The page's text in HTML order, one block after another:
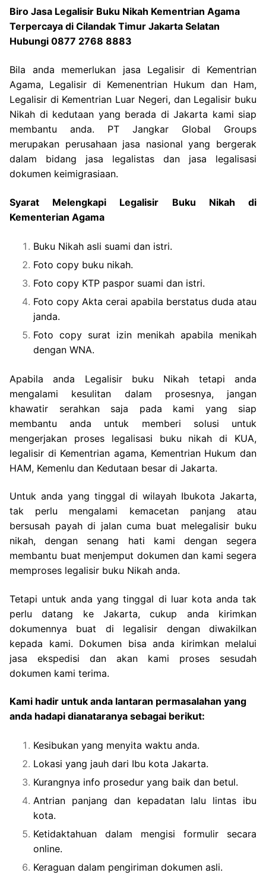
Biro Jasa Legalisir Buku Nikah Kementrian Agama
Terpercaya di Cilandak Timur Jakarta Selatan
Hubungi 0877 2768 8883
Bila anda memerlukan jasa Legalisir di Kementrian
Agama, Legalisir di Kemenentrian Hukum dan Ham,
Legalisir di Kementrian Luar Negeri, dan Legalisir buku
Nikah di kedutaan yang berada di Jakarta kami siap
membantu anda. PT Jangkar Global Groups
merupakan perusahaan jasa nasional yang bergerak
dalam bidang jasa legalistas dan jasa legalisasi
dokumen keimigrasiaan.
Syarat Melengkapi Legalisir Buku Nikah di
Kementerian Agama
Buku Nikah asli suami dan istri.
Foto copy buku nikah.
Foto copy KTP paspor suami dan istri.
Foto copy Akta cerai apabila berstatus duda atau
janda.
Foto copy surat izin menikah apabila menikah
dengan WNA.
Apabila anda Legalisir buku Nikah tetapi anda
mengalami kesulitan dalam prosesnya, jangan
khawatir serahkan saja pada kami yang siap
membantu anda untuk memberi solusi untuk
mengerjakan proses legalisasi buku nikah di KUA,
legalisir di Kementrian agama, Kementrian Hukum dan
HAM, Kemenlu dan Kedutaan besar di Jakarta.
Untuk anda yang tinggal di wilayah Ibukota Jakarta,
tak perlu mengalami kemacetan panjang atau
bersusah payah di jalan cuma buat melegalisir buku
nikah, dengan senang hati kami dengan segera
membantu buat menjemput dokumen dan kami segera
memproses legalisir buku Nikah anda.
Tetapi untuk anda yang tinggal di luar kota anda tak
perlu datang ke Jakarta, cukup anda kirimkan
dokumennya buat di legalisir dengan diwakilkan
kepada kami. Dokumen bisa anda kirimkan melalui
jasa ekspedisi dan akan kami proses sesudah
dokumen kami terima.
Kami hadir untuk anda lantaran permasalahan yang
anda hadapi dianataranya sebagai berikut:
Kesibukan yang menyita waktu anda.
Lokasi yang jauh dari Ibu kota Jakarta.
Kurangnya info prosedur yang baik dan betul.
Antrian panjang dan kepadatan lalu lintas ibu
kota.
Ketidaktahuan dalam mengisi formulir secara
online.
Keraguan dalam pengiriman dokumen asli.